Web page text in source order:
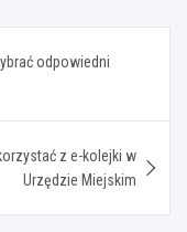
odpowiedni
z e-kolejki w
Urzędzie Miejskim